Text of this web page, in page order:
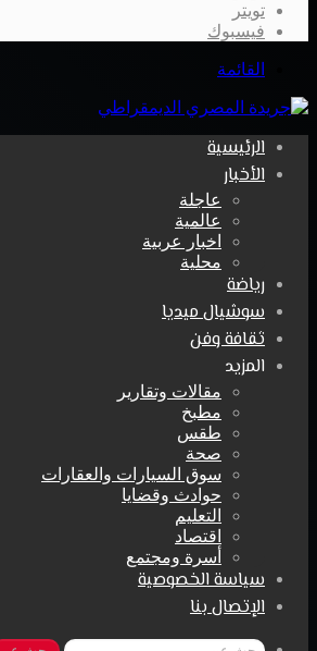
تويتر
فيسبوك
القائمة
الرئيسية
الأخبار
عاجلة
عالمية
اخبار عربية
محلية
رياضة
سوشيال ميديا
ثقافة وفن
المزيد
مقالات وتقارير
مطبخ
طقس
صحة
سوق السيارات والعقارات
حوادث وقضايا
التعليم
اقتصاد
أسرة ومجتمع
سياسة الخصوصية
الإتصال بنا